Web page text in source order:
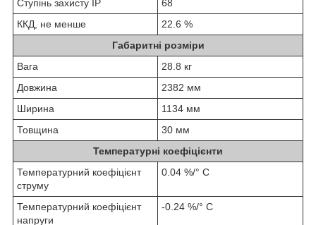
Ступінь захисту IP
68
ККД, не менше
22.6 %
Габаритні розміри
Вага
28.8 кг
Довжина
2382 мм
Ширина
1134 мм
Товщина
30 мм
Температурні коефіцієнти
Температурний коефіцієнт
струму
0.04 %/° С
Температурний коефіцієнт
напруги
-0.24 %/° С